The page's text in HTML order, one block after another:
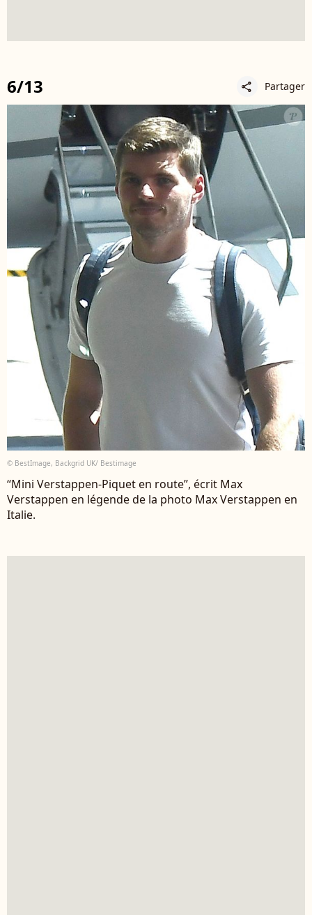
6/13 share Partager
© BestImage, Backgrid UK/ Bestimage
“Mini Verstappen-Piquet en route”, écrit Max
Verstappen en légende de la photo Max Verstappen en
Italie.